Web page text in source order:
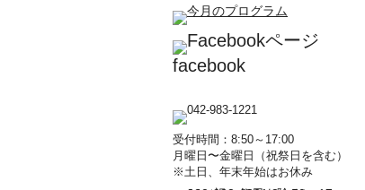
facebook
受付時間：8:50～17:00
月曜日〜金曜日（祝祭日を含む）
※土日、年末年始はお休み